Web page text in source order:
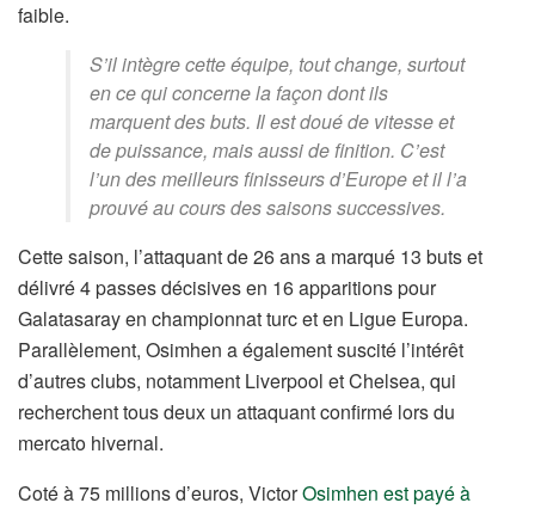
faible.
S’il intègre cette équipe, tout change, surtout
en ce qui concerne la façon dont ils
marquent des buts. Il est doué de vitesse et
de puissance, mais aussi de finition. C’est
l’un des meilleurs finisseurs d’Europe et il l’a
prouvé au cours des saisons successives.
Cette saison, l’attaquant de 26 ans a marqué 13 buts et
délivré 4 passes décisives en 16 apparitions pour
Galatasaray en championnat turc et en Ligue Europa.
Parallèlement, Osimhen a également suscité l’intérêt
d’autres clubs, notamment Liverpool et Chelsea, qui
recherchent tous deux un attaquant confirmé lors du
mercato hivernal.
Coté à 75 millions d’euros, VictorOsimhen est payé à